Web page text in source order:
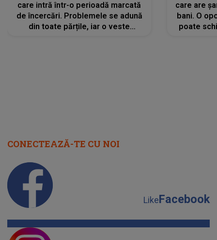
care intră într-o perioadă marcată
de încercări. Problemele se adună
din toate părțile, iar o veste
care are
bani. O
poate
CONECTEAZĂ-TE CU NOI
LikeFacebook